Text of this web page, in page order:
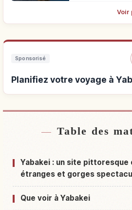
Voir
Sponsorisé
Planifiez votre voyage à
Hébergements près de
Activités à Yaba
Table des
Yabakei : un site
étranges et gorges
Que voir à Yabakei